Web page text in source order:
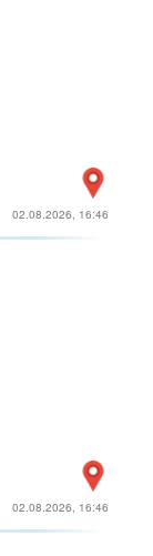
02.08.2026, 16:46
02.08.2026, 16:46